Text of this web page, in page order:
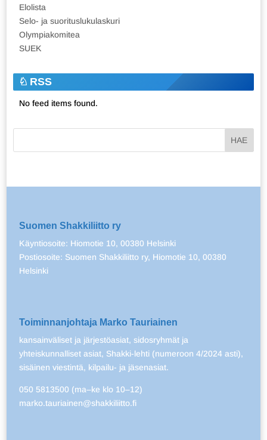
Elolista
Selo- ja suorituslukulaskuri
Olympiakomitea
SUEK
RSS
No feed items found.
Suomen Shakkiliitto ry
Käyntiosoite: Hiomotie 10, 00380 Helsinki
Postiosoite: Suomen Shakkiliitto ry, Hiomotie 10, 00380
Helsinki
Toiminnanjohtaja Marko Tauriainen
kansainväliset ja järjestöasiat, sidosryhmät ja
yhteiskunnalliset asiat, Shakki-lehti (numeroon 4/2024 asti),
sisäinen viestintä, kilpailu- ja jäsenasiat.
050 5813500 (ma–ke klo 10–12)
marko.tauriainen@shakkiliitto.fi